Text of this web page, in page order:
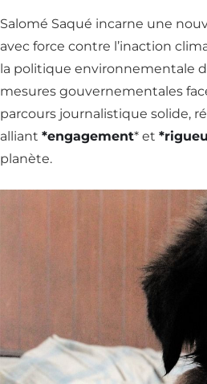
Salomé Saqué incarne une
avec force contre l’inaction
la politique environnementale
mesures gouvernementales
parcours journalistique solide,
alliant *engagement* et
planète.